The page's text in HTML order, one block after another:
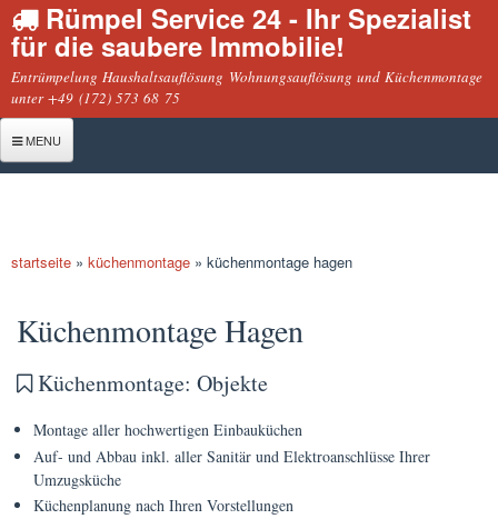
Direkt
zum
Inhalt
Rümpel Service 24 - Ihr Spezialist
für die saubere Immobilie!
Entrümpelung Haushaltsauflösung Wohnungsauflösung und Küchenmontage
unter +49 (172) 573 68 75
MENU
Haushaltsauflösung
Wohnungsauflösung
Montage
Küchenmontage
Möbelmontage
Preise
startseite » küchenmontage » küchenmontage hagen
Küchenmontage Hagen
Küchenmontage: Objekte
Montage aller hochwertigen Einbauküchen
Auf- und Abbau inkl. aller Sanitär und Elektroanschlüsse Ihrer
Umzugsküche
Küchenplanung nach Ihren Vorstellungen